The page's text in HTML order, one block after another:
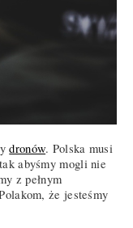
dronów. Polska musi
abyśmy mogli nie
z pełnym
że jesteśmy